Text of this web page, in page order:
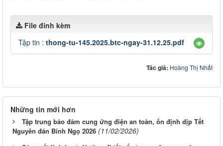
File đính kèm
Tập tin : thong-tu-145.2025.btc-ngay-31.12.25.pdf
Tác giả: Hoàng Thị Nhất
Những tin mới hơn
Tập trung bảo đảm cung ứng điện an toàn, ổn định dịp Tết
Nguyên đán Bính Ngọ 2026 (11/02/2026)